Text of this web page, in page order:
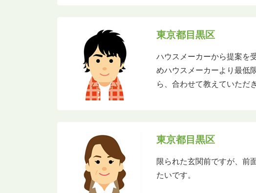
東京都目黒区
ハウスメーカーから提案を
めハウスメーカーより最低
ら、合わせて教えていただ
東京都目黒区
限られた玄関前ですが、前
たいです。